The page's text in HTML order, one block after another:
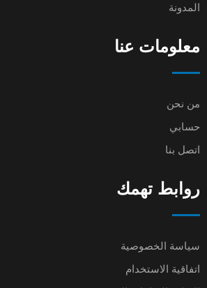
المدونة
معلومات عنا
من نحن
حسابي
اتصل بنا
روابط تهمك
سياسة الخصوصية
اتفاقية الاستخدام